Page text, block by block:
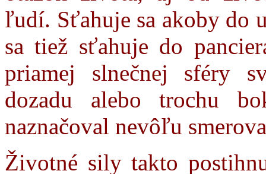
ľudí. Sťahuje sa akoby do
sa tiež sťahuje do
priamej slnečnej sféry
dozadu alebo trochu
naznačoval nevôľu
Životné sily takto